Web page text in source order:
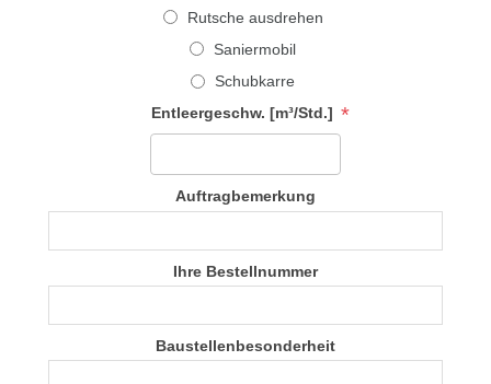
Rutsche ausdrehen
Saniermobil
Schubkarre
Entleergeschw. [m³/Std.] *
Auftragbemerkung
Ihre Bestellnummer
Baustellenbesonderheit